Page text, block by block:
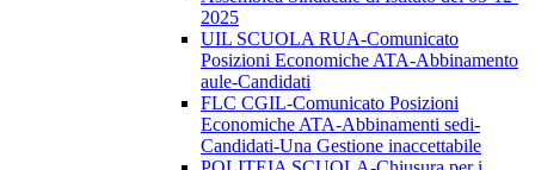
2025
UIL SCUOLA RUA-Comunicato
Posizioni Economiche ATA-Abbinamento
aule-Candidati
FLC CGIL-Comunicato Posizioni
Economiche ATA-Abbinamenti sedi-
Candidati-Una Gestione inaccettabile